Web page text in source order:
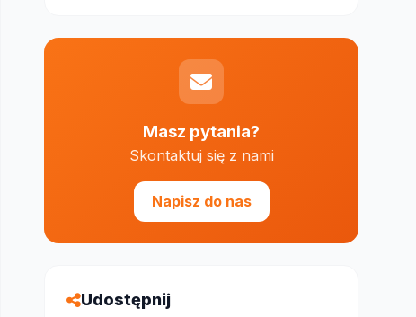
1000 znaków
Masz pytania?
Skontaktuj się z nami
Napisz do nas
Udostępnij